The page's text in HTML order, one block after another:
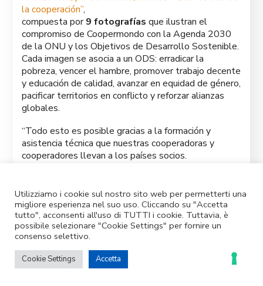
la cooperación”,
compuesta por9 fotografías que ilustran el
compromiso de Coopermondo con la Agenda 2030
de la ONU y los Objetivos de Desarrollo Sostenible.
Cada imagen se asocia a un ODS: erradicar la
pobreza, vencer el hambre, promover trabajo decente
y educación de calidad, avanzar en equidad de género,
pacificar territorios en conflicto y reforzar alianzas
globales.
“Todo esto es posible gracias a la formación y
asistencia técnica que nuestras cooperadoras y
cooperadores llevan a los países socios.
La clave del éxito de Coopermondo esdar
respuestas prácticas a las necesidades de
conocimientoy facilitar el acceso al mercado a
miles de productoresen países en desarrollo:
mezclamos empatía y solidaridad con profesionalidad
y experiencia técnica”, concluyó el director
Salerno.
Utilizziamo i cookie sul nostro sito web per permetterti una
migliore esperienza nel suo uso. Cliccando su "Accetta
tutto", acconsenti all'uso di TUTTI i cookie. Tuttavia, è
possibile selezionare "Cookie Settings" per fornire un
consenso selettivo.
Cookie Settings Accetta